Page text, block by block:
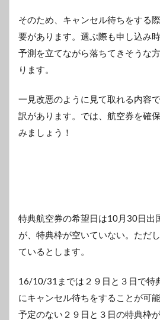
そのため、キャンセル待ちをする
要があります。選ぶ際も申し込み
予測を立てながら落ちてきそうな
ります。
一見改悪のように見て取れる内容
訳があります。では、航空券を確
みましょう！
特典航空券の希望日は10月30日出
が、特典枠が空いていない。ただ
ているとします。
16/10/31までは２９日と３日で特
にキャンセル待ちをすることが可
予定のない２９日と３日の特典枠